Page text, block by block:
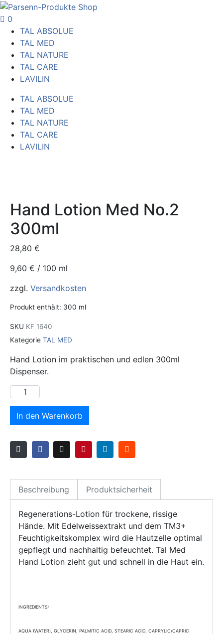
0
TAL ABSOLUE
TAL MED
TAL NATURE
TAL CARE
LAVILIN
TAL ABSOLUE
TAL MED
TAL NATURE
TAL CARE
LAVILIN
Hand Lotion Med No.2
300ml
28,80 €
9,60 € / 100 ml
zzgl. Versandkosten
Produkt enthält: 300 ml
SKU KF 1640
Kategorie TAL MED
Hand Lotion im praktischen und edlen 300ml
Dispenser.
In den Warenkorb
Beschreibung Produktsicherheit
Regenerations-Lotion für trockene, rissige
Hände. Mit Edelweissextrakt und dem TM3+
Feuchtigkeitskomplex wird die Hautzelle optimal
gepflegt und nachhaltig befeuchtet. Tal Med
Hand Lotion zieht gut und schnell in die Haut ein.
INGREDIENTS:
AQUA (WATER), GLYCERIN, PALMITIC ACID, STEARIC ACID, CAPRYLIC/CAPRIC